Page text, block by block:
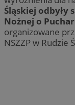
Śląskiej odbyły
Nożnej o
organizowane
NSZZP w Rudzie